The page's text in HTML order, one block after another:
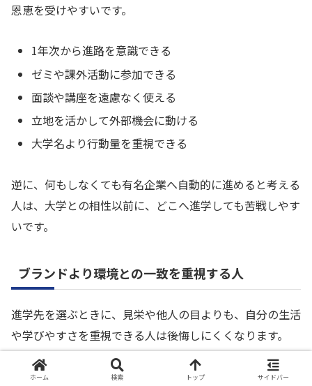
恩恵を受けやすいです。
1年次から進路を意識できる
ゼミや課外活動に参加できる
面談や講座を遠慮なく使える
立地を活かして外部機会に動ける
大学名より行動量を重視できる
逆に、何もしなくても有名企業へ自動的に進めると考える
人は、大学との相性以前に、どこへ進学しても苦戦しやす
いです。
ブランドより環境との一致を重視する人
進学先を選ぶときに、見栄や他人の目よりも、自分の生活
や学びやすさを重視できる人は後悔しにくくなります。
大阪市内で通学しやすいこと、経済・経営系の学びが中心
ホーム 検索 トップ サイドバー